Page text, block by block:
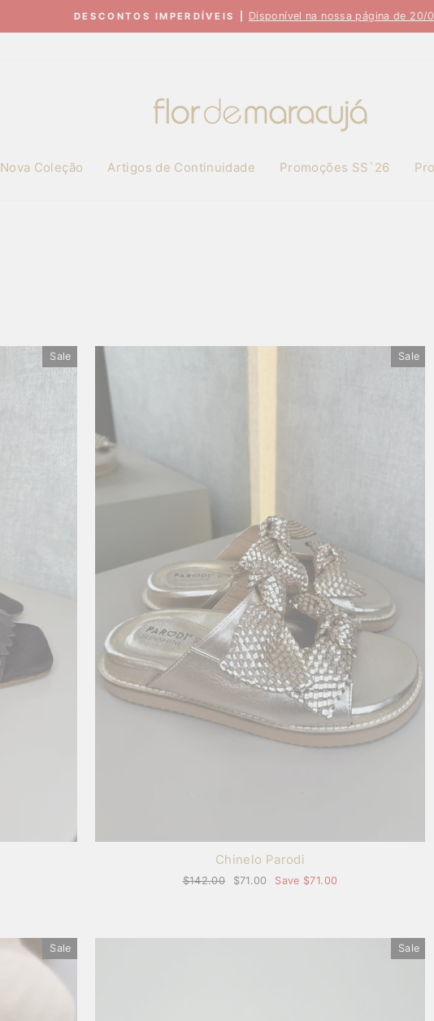
Pause
DESCONTOS IMPERDÍVEIS | Disponível na nossa página de 20/07/2026
Nova Coleção Artigos de Continuidade Promoções SS`26
Sale Sale
Chinelo Parodi
Regular
$142.00
Sale
$71.00 Save $71.00
Sale Sale